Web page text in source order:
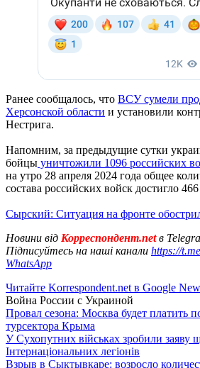
Ранее сообщалось, что ВСУ сумели
Херсонской области и установили
Нестрига.
Напомним, за предыдущие сутки
бойцы уничтожили 1096 российских
на утро 28 апреля 2024 года общее
состава российских войск достигло
Сырский: Ситуация на фронте
Новини від Корреспондент.netв
Підписуйтесь на наші канали https://
WhatsApp
Читайте Korrespondent.net в Google
Война России с Украиной
Провал сезона: Москва будет платить
турсектора Крыма
У Сухопутних військах зробили заяву
Інтернаціональних легіонів
Взрыв в Сыктывкаре: возросло